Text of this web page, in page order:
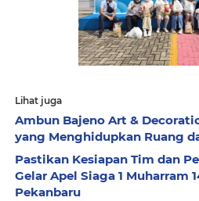
Lihat juga
Ambun Bajeno Art &
yang Menghidupkan Ruang
Pastikan Kesiapan Tim dan
Gelar Apel Siaga 1 Muharram
Pekanbaru